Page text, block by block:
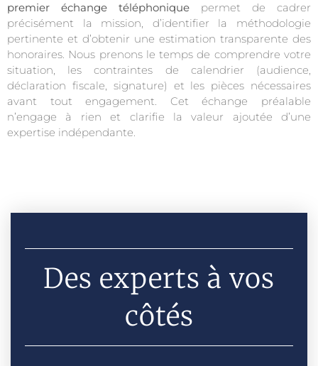
premier échange téléphonique permet de cadrer
précisément la mission, d’identifier la méthodologie
pertinente et d’obtenir une estimation transparente des
honoraires. Nous prenons le temps de comprendre votre
situation, les contraintes de calendrier (audience,
déclaration fiscale, signature) et les pièces nécessaires
avant tout engagement. Cet échange préalable
n’engage à rien et clarifie la valeur ajoutée d’une
expertise indépendante.
Des experts à vos
côtés